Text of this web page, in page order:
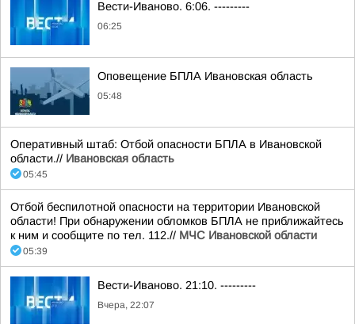
Вести-Иваново. 6:06. ---------
06:25
Оповещение БПЛА Ивановская область
05:48
Оперативный штаб: Отбой опасности БПЛА в Ивановской
области.// Ивановская область
05:45
Отбой беспилотной опасности на территории Ивановской
области! При обнаружении обломков БПЛА не приближайтесь
к ним и сообщите по тел. 112.// МЧС Ивановской области
05:39
Вести-Иваново. 21:10. ---------
Вчера, 22:07